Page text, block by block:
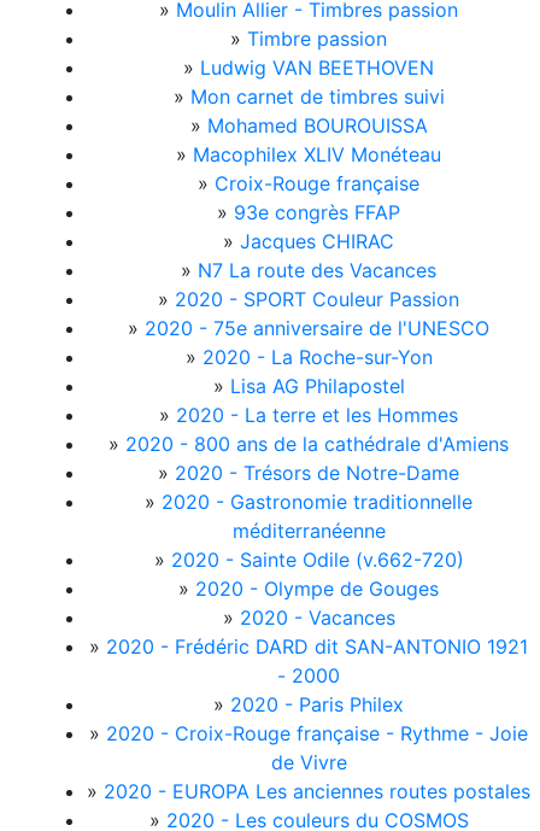
» Moulin Allier - Timbres passion
» Timbre passion
» Ludwig VAN BEETHOVEN
» Mon carnet de timbres suivi
» Mohamed BOUROUISSA
» Macophilex XLIV Monéteau
» Croix-Rouge française
» 93e congrès FFAP
» Jacques CHIRAC
» N7 La route des Vacances
» 2020 - SPORT Couleur Passion
» 2020 - 75e anniversaire de l'UNESCO
» 2020 - La Roche-sur-Yon
» Lisa AG Philapostel
» 2020 - La terre et les Hommes
» 2020 - 800 ans de la cathédrale d'Amiens
» 2020 - Trésors de Notre-Dame
» 2020 - Gastronomie traditionnelle
méditerranéenne
» 2020 - Sainte Odile (v.662-720)
» 2020 - Olympe de Gouges
» 2020 - Vacances
» 2020 - Frédéric DARD dit SAN-ANTONIO 1921
- 2000
» 2020 - Paris Philex
» 2020 - Croix-Rouge française - Rythme - Joie
de Vivre
» 2020 - EUROPA Les anciennes routes postales
» 2020 - Les couleurs du COSMOS